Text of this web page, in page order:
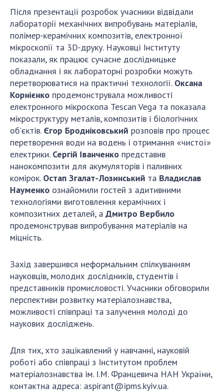
Конкурси наукових досліджень НАН України
Відкрита наука в НАН України
Підготовка наукових кадрів
Робота з молоддю
МІЖНАРОДНЕ СПІВРОБІТНИЦТВО
Членство в міжнародних організаціях
Міжнародні угоди
Міжнародні програми та конкурси
ДОКУМЕНТИ
Нормативні акти НАН України
Державний бюджет НАН України
Вибори до складу НАН України
Бланки документів
НОВИНИ
ЗАСІДАННЯ ПРЕЗИДІЇ НАН УКРАЇНИ
НАУКОВІ ВИДАННЯ
МЕДІА ПРО НАС
АКАДЕМІЯ КОМЕНТУЄ
ПРОФСПІЛКА НАН УКРАЇНИ
КАБІНЕТ
Після презентації розробок учасники відвідали
лабораторії механічних випробувань матеріалів,
полімер-керамічних композитів, електронної
мікроскопії та 3D-друку. Науковці Інституту
показали, як працює сучасне дослідницьке
обладнання і як лабораторні розробки можуть
перетворюватися на практичні технології. Оксана
Корнієнко продемонструвала можливості
електронного мікроскопа Tescan Vega та показала
мікроструктуру металів, композитів і біологічних
об’єктів. Єгор Бродніковський розповів про процес
перетворення води на водень і отримання «чистої»
електрики. Сергій Іванченко представив
нанокомпозити для акумуляторів і паливних
комірок. Остап Згалат-Лозинський та Владислав
Науменко ознайомили гостей з адитивними
технологіями виготовлення керамічних і
композитних деталей, а Дмитро Вербило
продемонстрував випробування матеріалів на
міцність.
Захід завершився неформальним спілкуванням
науковців, молодих дослідників, студентів і
представників промисловості. Учасники обговорили
перспективи розвитку матеріалознавства,
можливості співпраці та залучення молоді до
наукових досліджень.
Для тих, хто зацікавлений у навчанні, науковій
роботі або співпраці з Інститутом проблем
матеріалознавства ім. І.М. Францевича НАН України,
контактна адреса: aspirant@ipms.kyiv.ua.